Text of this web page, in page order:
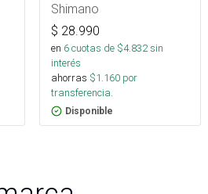
Shimano
$ 28.990
en 6cuotas de $4.832sin
interés
ahorras $1.160 por
transferencia.
Disponible